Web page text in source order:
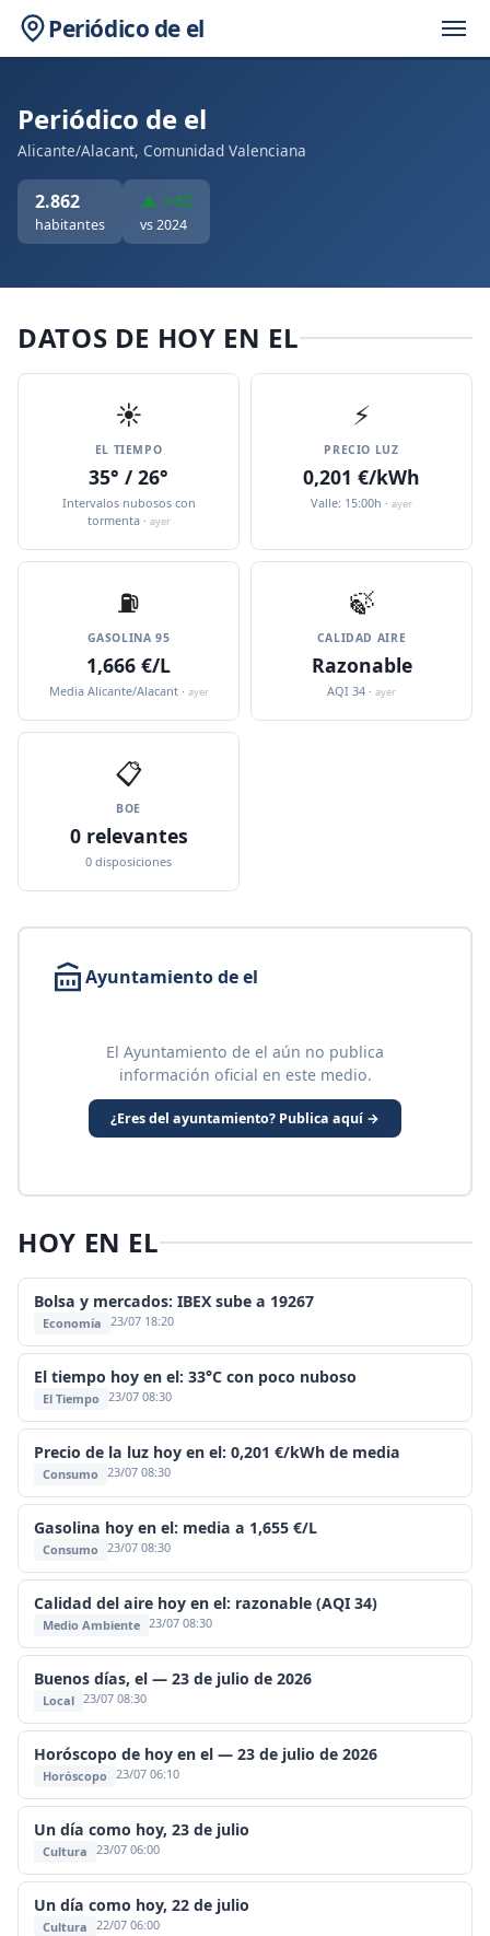
Periódico de el
Periódico de el
Alicante/Alacant, Comunidad Valenciana
2.862
habitantes
▲ +42
vs 2024
DATOS DE HOY EN EL
☀️
EL TIEMPO
35° / 26°
Intervalos nubosos con
tormenta · ayer
⚡
PRECIO LUZ
0,201 €/kWh
Valle: 15:00h · ayer
⛽️
GASOLINA 95
1,666 €/L
Media Alicante/Alacant · ayer
🍃
CALIDAD AIRE
Razonable
AQI 34 · ayer
📋
BOE
0 relevantes
0 disposiciones
Ayuntamiento de el
El Ayuntamiento de el aún no publica
información oficial en este medio.
¿Eres del ayuntamiento? Publica aquí →
HOY EN EL
Bolsa y mercados: IBEX sube a 19267
Economía 23/07 18:20
El tiempo hoy en el: 33°C con poco nuboso
El Tiempo 23/07 08:30
Precio de la luz hoy en el: 0,201 €/kWh de media
Consumo 23/07 08:30
Gasolina hoy en el: media a 1,655 €/L
Consumo 23/07 08:30
Calidad del aire hoy en el: razonable (AQI 34)
Medio Ambiente 23/07 08:30
Buenos días, el — 23 de julio de 2026
Local 23/07 08:30
Horóscopo de hoy en el — 23 de julio de 2026
Horóscopo 23/07 06:10
Un día como hoy, 23 de julio
Cultura 23/07 06:00
Un día como hoy, 22 de julio
Cultura 22/07 06:00